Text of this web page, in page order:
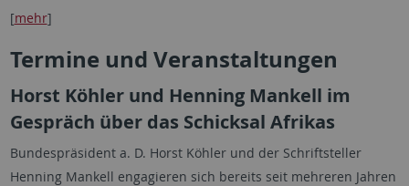
[mehr]
Termine und Veranstaltungen
Horst Köhler und Henning Mankell im
Gespräch über das Schicksal Afrikas
Bundespräsident a. D. Horst Köhler und der Schriftsteller
Henning Mankell engagieren sich bereits seit mehreren Jahren